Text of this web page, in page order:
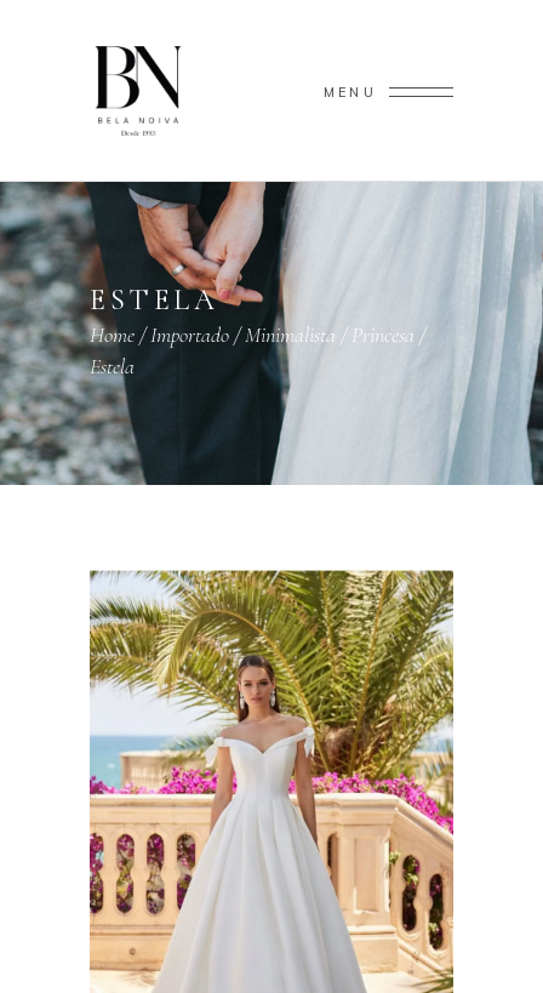
MENU
ESTELA
Home/Importado/Minimalista/Princesa/
Estela